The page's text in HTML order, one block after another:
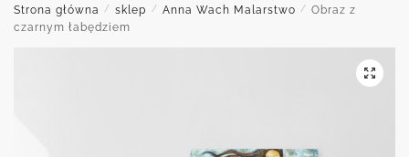
Strona główna / sklep / Anna Wach Malarstwo / Obraz z
czarnym łabędziem